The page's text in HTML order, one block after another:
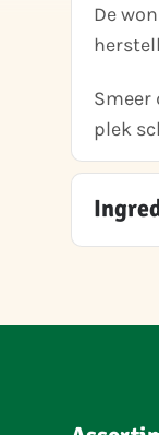
De
Smeer
plek